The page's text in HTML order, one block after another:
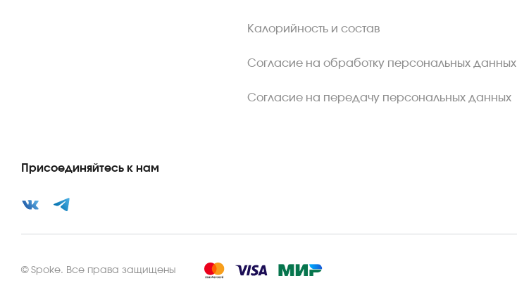
Калорийность и состав
Согласие на обработку персональных данных
Согласие на передачу персональных данных
Присоединяйтесь к нам
© Spoke. Все права защищены